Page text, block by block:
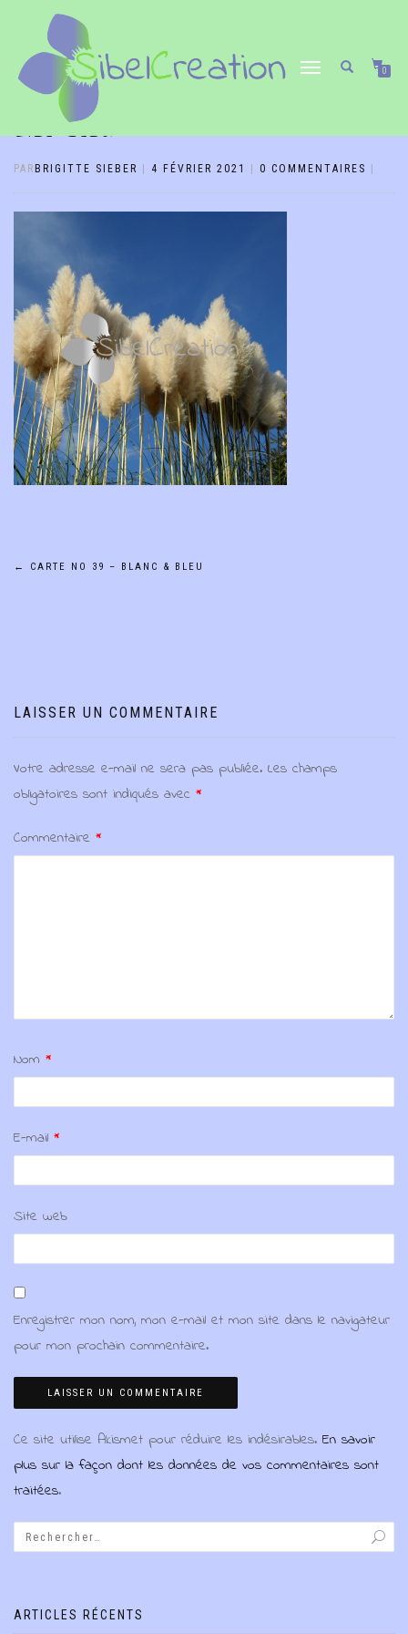
DÉPLIER/REPLIER
0
CIEL BLEU
PAR BRIGITTE SIEBER 4 FÉVRIER 2021 0 COMMENTAIRES
Navigation
← CARTE NO 39 – BLANC & BLEU
LAISSER UN COMMENTAIRE
Votre adresse e-mail ne sera pas publiée. Les champs
obligatoires sont indiqués avec *
Commentaire *
Nom *
E-mail *
Site web
Enregistrer mon nom, mon e-mail et mon site dans le navigateur
pour mon prochain commentaire.
Ce site utilise Akismet pour réduire les indésirables. En savoir
plus sur la façon dont les données de vos commentaires sont
traitées.
ARTICLES RÉCENTS